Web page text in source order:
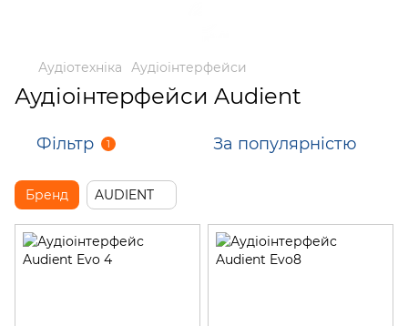
Аудіотехніка Аудіоінтерфейси
Аудіоінтерфейси Audient
Фільтр 1 За популярністю
Бренд AUDIENT